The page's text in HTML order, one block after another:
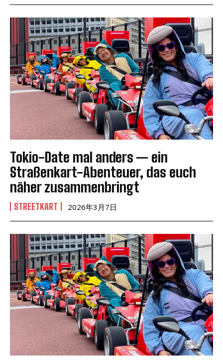
Tokio-Date mal anders — ein
Straßenkart-Abenteuer, das euch
näher zusammenbringt
STREETKART 2026年3月7日